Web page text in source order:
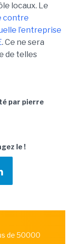
locaux. Le
contre
l’entreprise
. Ce ne sera
de telles
par pierre
le !
de 50000